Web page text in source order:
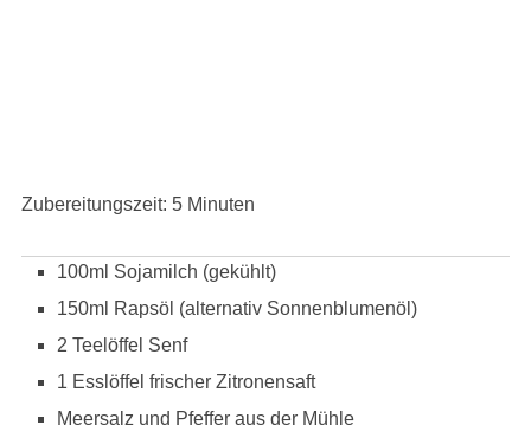
Zubereitungszeit: 5 Minuten
100ml Sojamilch (gekühlt)
150ml Rapsöl (alternativ Sonnenblumenöl)
2 Teelöffel Senf
1 Esslöffel frischer Zitronensaft
Meersalz und Pfeffer aus der Mühle